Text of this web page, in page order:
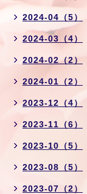
2024-04（5）
2024-03（4）
2024-02（2）
2024-01（2）
2023-12（4）
2023-11（6）
2023-10（5）
2023-08（5）
2023-07（2）